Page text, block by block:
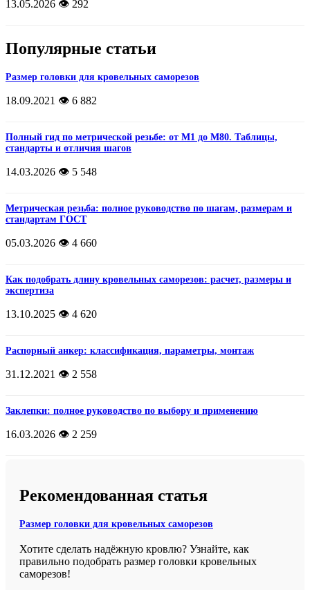
13.05.2026 👁️ 292
Популярные статьи
Размер головки для кровельных саморезов
18.09.2021 👁️ 6 882
Полный гид по метрической резьбе: от М1 до М80. Таблицы,
стандарты и отличия шагов
14.03.2026 👁️ 5 548
Метрическая резьба: полное руководство по шагам, размерам и
стандартам ГОСТ
05.03.2026 👁️ 4 660
Как подобрать длину кровельных саморезов: расчет, размеры и
экспертиза
13.10.2025 👁️ 4 620
Распорный анкер: классификация, параметры, монтаж
31.12.2021 👁️ 2 558
Заклепки: полное руководство по выбору и применению
16.03.2026 👁️ 2 259
Рекомендованная статья
Размер головки для кровельных саморезов
Хотите сделать надёжную кровлю? Узнайте, как
правильно подобрать размер головки кровельных
саморезов!